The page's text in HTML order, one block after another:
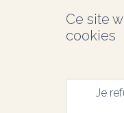
Ce site
cookies
Je